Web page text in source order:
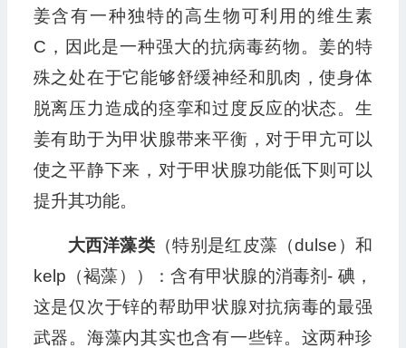
姜含有一种独特的高生物可利用的维生素
C，因此是一种强大的抗病毒药物。姜的特
殊之处在于它能够舒缓神经和肌肉，使身体
脱离压力造成的痉挛和过度反应的状态。生
姜有助于为甲状腺带来平衡，对于甲亢可以
使之平静下来，对于甲状腺功能低下则可以
提升其功能。
大西洋藻类 （特别是红皮藻（dulse）和
kelp（褐藻））：含有甲状腺的消毒剂- 碘，
这是仅次于锌的帮助甲状腺对抗病毒的最强
武器。海藻内其实也含有一些锌。这两种珍